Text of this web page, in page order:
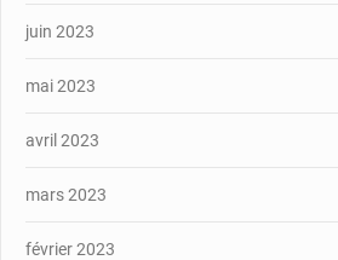
juin 2023
mai 2023
avril 2023
mars 2023
février 2023